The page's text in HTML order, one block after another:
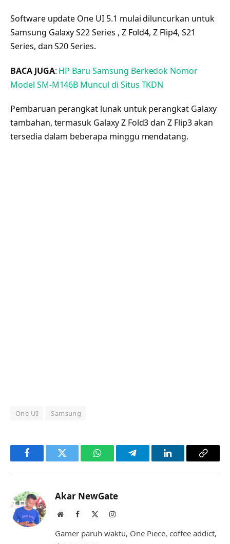
Software update One UI 5.1 mulai diluncurkan untuk
Samsung Galaxy S22 Series , Z Fold4, Z Flip4, S21
Series, dan S20 Series.
BACA JUGA: HP Baru Samsung Berkedok Nomor
Model SM-M146B Muncul di Situs TKDN
Pembaruan perangkat lunak untuk perangkat Galaxy
tambahan, termasuk Galaxy Z Fold3 dan Z Flip3 akan
tersedia dalam beberapa minggu mendatang.
One UI Samsung
FacebookTwitter WhatsAppTelegramLinkedInCopy
Akar NewGate
WebsiteFacebook Instagram
Gamer paruh waktu, One Piece, coffee addict,